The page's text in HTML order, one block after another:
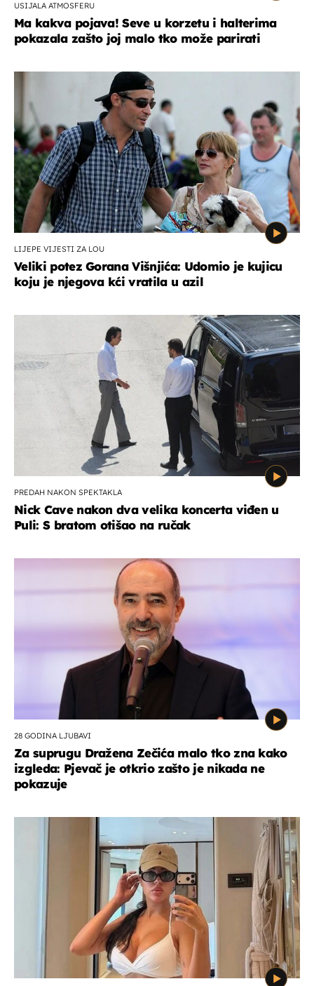
USIJALA ATMOSFERU
Ma kakva pojava! Seve u korzetu i halterima
pokazala zašto joj malo tko može parirati
LIJEPE VIJESTI ZA LOU
Veliki potez Gorana Višnjića: Udomio je kujicu
koju je njegova kći vratila u azil
PREDAH NAKON SPEKTAKLA
Nick Cave nakon dva velika koncerta viđen u
Puli: S bratom otišao na ručak
28 GODINA LJUBAVI
Za suprugu Dražena Zečića malo tko zna kako
izgleda: Pjevač je otkrio zašto je nikada ne
pokazuje